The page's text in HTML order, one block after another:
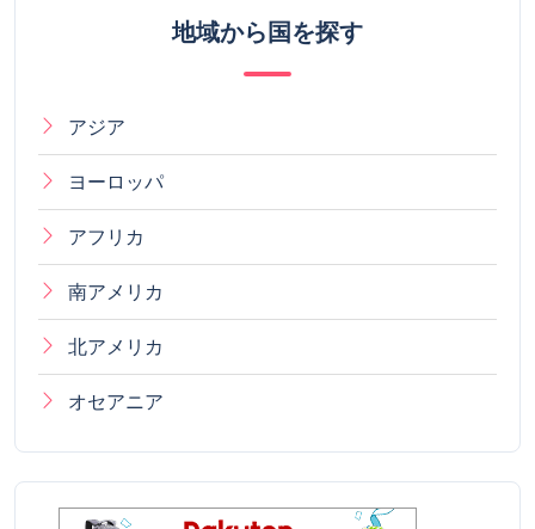
地域から国を探す
アジア
ヨーロッパ
アフリカ
南アメリカ
北アメリカ
オセアニア